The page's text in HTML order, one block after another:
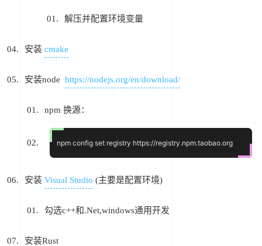
解压并配置环境变量
安装 cmake
安装node https://nodejs.org/en/download/
npm 换源：
安装 Visual Studio (主要是配置环境)
勾选c++和.Net,windows通用开发
安装Rust